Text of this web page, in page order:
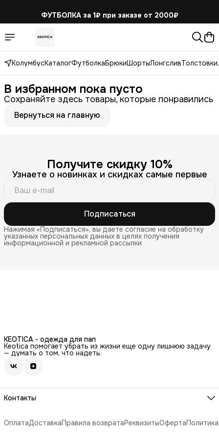
ФУТБОЛКА за 1₽ при заказе от 2000₽
КолумбусКаталогФутболкаБрюкиШортыЛонгслив
В избранном пока пусто
Сохраняйте здесь товары, которые понравились
Вернуться на главную
Получите скидку 10%
Узнаете о новинках и скидках самые первые
Подписаться
Нажимая «Подписаться», вы даете согласие на обработку
указанных персональных данных в целях получения
информационной и рекламной рассылки
KEOTICA - одежда для пап
Keotica помогает убрать из жизни еще одну лишнюю задачу
— думать о том, что надеть.
Контакты
ОплатаДоставкаПравила возвратаРеквизитыОферта